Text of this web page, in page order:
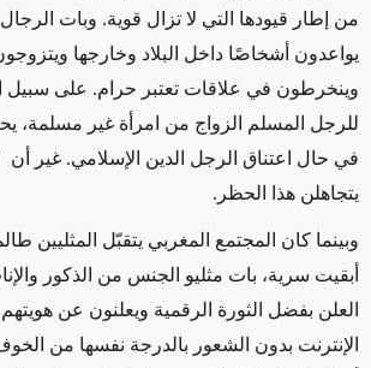
من إطار قيودها التي لا تزال قوية. وبات الرجال
يواعدون أشخاصًا داخل البلاد وخارجها
وينخرطون في علاقات تعتبر حرام. على سبيل
للرجل المسلم الزواج من امرأة غير مسلمة،
في حال اعتناق الرجل الدين الإسلامي. غير أن
يتجاهلن هذا الحظر.
وبينما كان المجتمع المغربي يتقبّل المثليين
أبقيت سرية، بات مثليو الجنس من الذكور
العلن بفضل الثورة الرقمية ويعلنون عن
الإنترنت بدون الشعور بالدرجة نفسها من